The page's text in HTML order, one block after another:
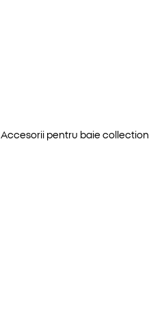
Accesorii pentru baiecollection